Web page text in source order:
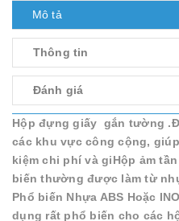
Mô tả
Thông tin
Đánh giá
Hộp đựng giấy gắn tường
các khu vực công cộng,
kiệm chi phí và giHộp ảm
biến thường được làm từ
Phổ biến Nhựa ABS Hoặc
dụng rất phổ biến cho các